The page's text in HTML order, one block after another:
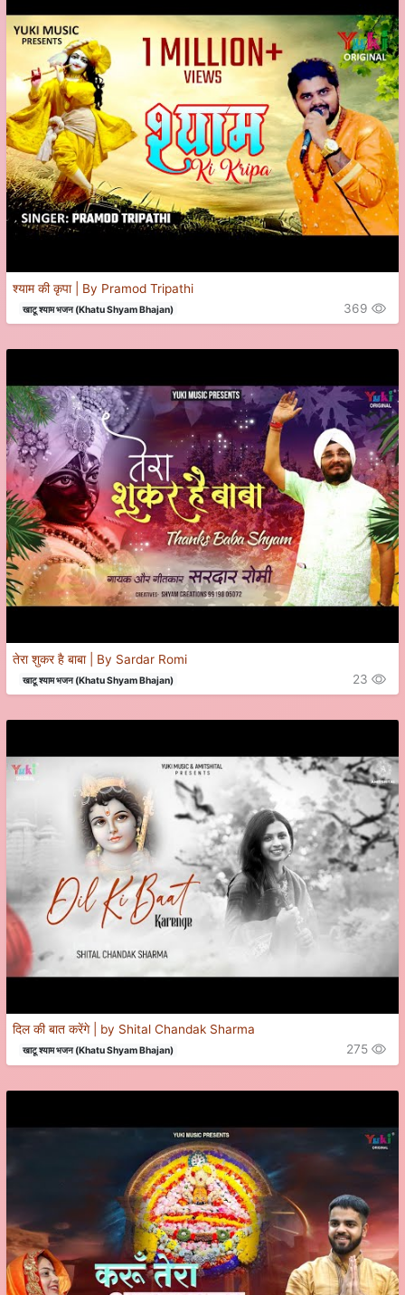
श्याम की कृपा | By Pramod Tripathi
खाटू श्याम भजन (Khatu Shyam Bhajan) 369
तेरा शुकर है बाबा | By Sardar Romi
खाटू श्याम भजन (Khatu Shyam Bhajan) 23
दिल की बात करेंगे | by Shital Chandak Sharma
खाटू श्याम भजन (Khatu Shyam Bhajan) 275